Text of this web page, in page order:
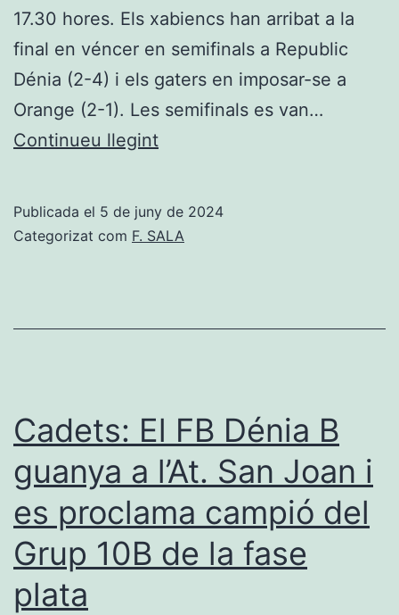
17.30 hores. Els xabiencs han arribat a la
final en véncer en semifinals a Republic
Dénia (2-4) i els gaters en imposar-se a
Orange (2-1). Les semifinals es van…
Continueu llegintP.
Gata
la
Copa
d’ACYDMA
el
dissabte
Publicada el 5 de juny de 2024
Categorizat com F. SALA
Cadets: El FB Dénia B
guanya a l’At. San Joan i
es proclama campió del
Grup 10B de la fase
plata